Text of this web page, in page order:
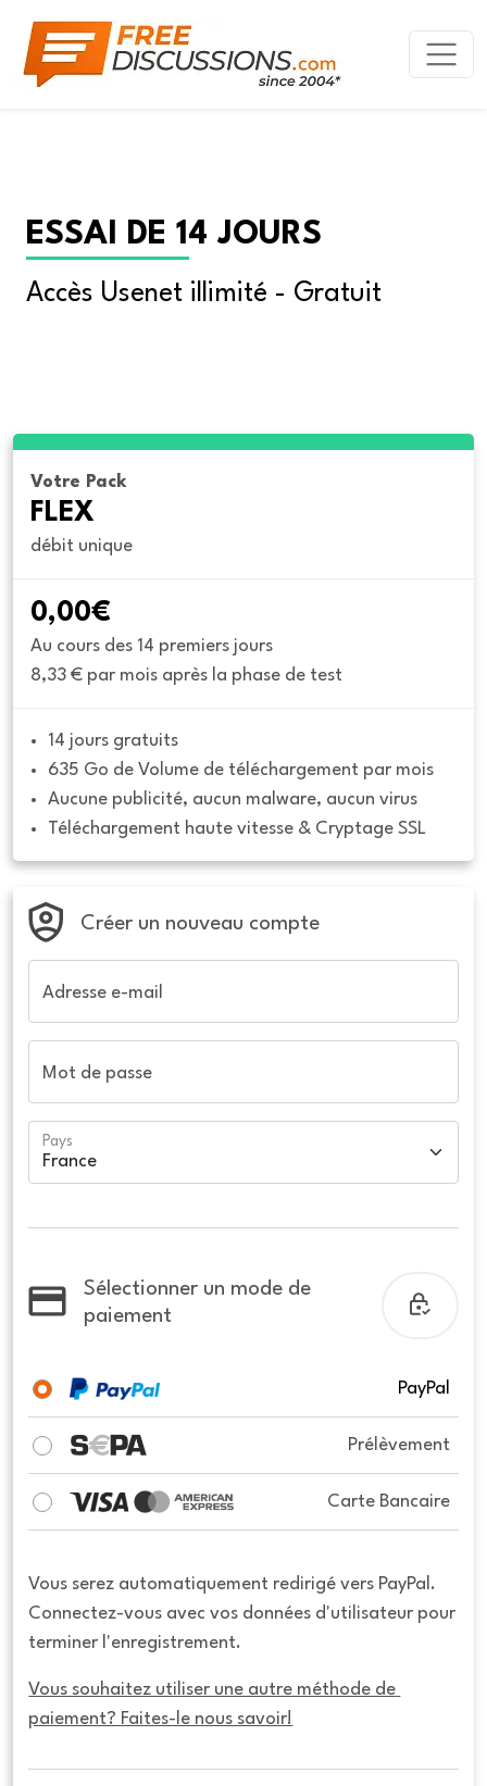
ESSAI DE 14 JOURS
Accès Usenet illimité - Gratuit
Votre Pack
FLEX
débit unique
0,00€
Au cours des 14 premiers jours
8,33 € par mois après la phase de test
14 jours gratuits
635 Go de Volume de téléchargement par mois
Aucune publicité, aucun malware, aucun virus
Téléchargement haute vitesse & Cryptage SSL
Créer un nouveau compte
Adresse e-mail
Mot de passe
Pays
Sélectionner un mode de
paiement
PayPal
Prélèvement
Carte Bancaire
Vous serez automatiquement redirigé vers PayPal.
Connectez-vous avec vos données d'utilisateur pour
terminer l'enregistrement.
Vous souhaitez utiliser une autre méthode de
paiement? Faites-le nous savoir!